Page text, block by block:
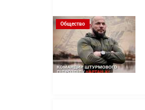
Общество